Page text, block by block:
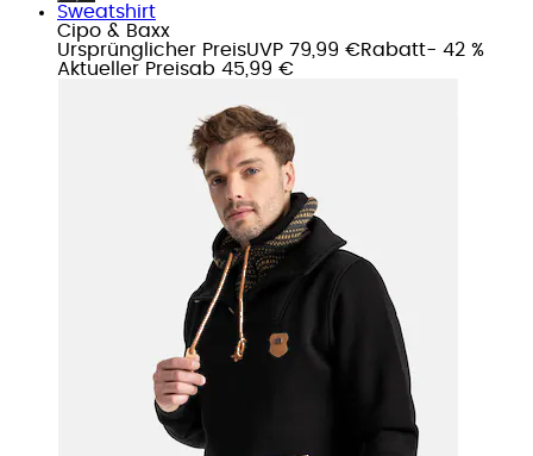
Sweatshirt
Cipo & Baxx
Ursprünglicher PreisUVP 79,99 €Rabatt- 42 %
Aktueller Preisab 45,99 €